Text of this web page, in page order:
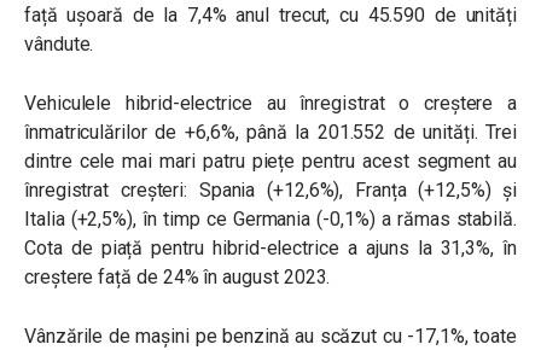
față ușoară de la 7,4% anul trecut, cu 45.590 de unități
vândute.
Vehiculele hibrid-electrice au înregistrat o creștere a
înmatriculărilor de +6,6%, până la 201.552 de unități. Trei
dintre cele mai mari patru piețe pentru acest segment au
înregistrat creșteri: Spania (+12,6%), Franța (+12,5%) și
Italia (+2,5%), în timp ce Germania (-0,1%) a rămas stabilă.
Cota de piață pentru hibrid-electrice a ajuns la 31,3%, în
creștere față de 24% în august 2023.
Vânzările de mașini pe benzină au scăzut cu -17,1%, toate